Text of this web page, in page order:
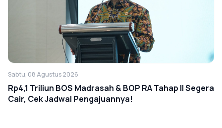
Sabtu, 08 Agustus 2026
Rp4,1 Triliun BOS Madrasah & BOP RA Tahap II Segera
Cair, Cek Jadwal Pengajuannya!